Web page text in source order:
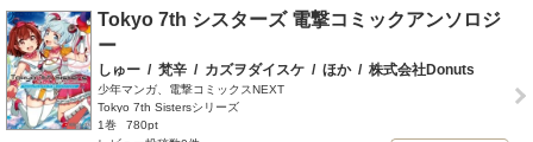
Tokyo 7th シスターズ 電撃コミックアンソロジ
ー
しゅー / 梵辛 / カズヲダイスケ / ほか / 株式会社Donuts
少年マンガ、電撃コミックスNEXT
Tokyo 7th Sistersシリーズ
1巻
780pt